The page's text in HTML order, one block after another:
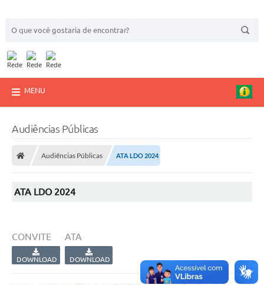
MENU
Audiências Públicas
Audiências Públicas ATA LDO 2024
ATA LDO 2024
CONVITE
DOWNLOAD
ATA
DOWNLOAD